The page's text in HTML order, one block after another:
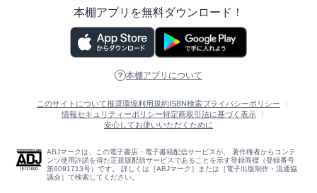
本棚アプリを無料ダウンロード！
本棚アプリについて
このサイトについて推奨環境利用規約ISBN検索プライバシーポリシー
情報セキュリティーポリシー特定商取引法に基づく表示
安心してお使いいただくために
ABJマークは、この電子書店・電子書籍配信サービスが、 著作権者からコンテ
ンツ使用許諾を得た正規版配信サービスであることを示す登録商標（登録番号
第6091713号）です。 詳しくは［ABJマーク］または［電子出版制作・流通協
議会］で検索してください。